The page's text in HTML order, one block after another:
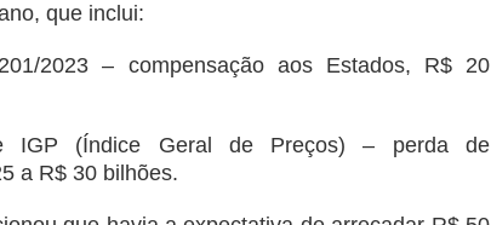
que inclui:
2023 – compensação aos Estados, R$ 20
IGP (Índice Geral de Preços) – perda de
a R$ 30 bilhões.